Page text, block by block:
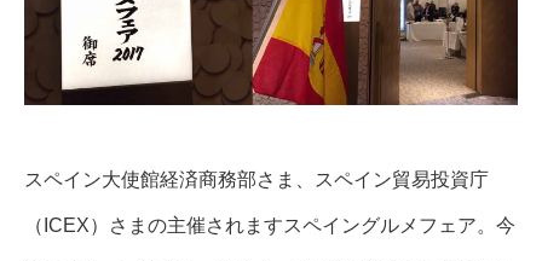
スペイン大使館経済商務部さま、スペイン貿易投資庁
（ICEX）さまの主催されますスペイングルメフェア。今